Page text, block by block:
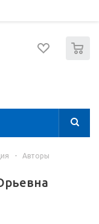
- Авторы